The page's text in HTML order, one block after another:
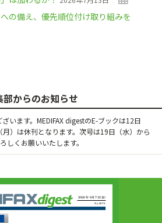
の備え、優先順位付け取り組みを
部からのお知らせ
います。MEDIFAX digestのE-ブックは12日
月）は休刊となります。次号は19日（水）から
しくお願いいたします。